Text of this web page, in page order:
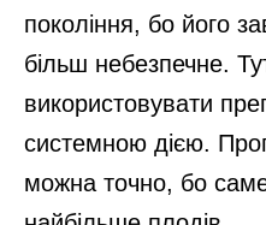
покоління, бо його
більш небезпечне.
використовувати
системною дією.
можна точно, бо